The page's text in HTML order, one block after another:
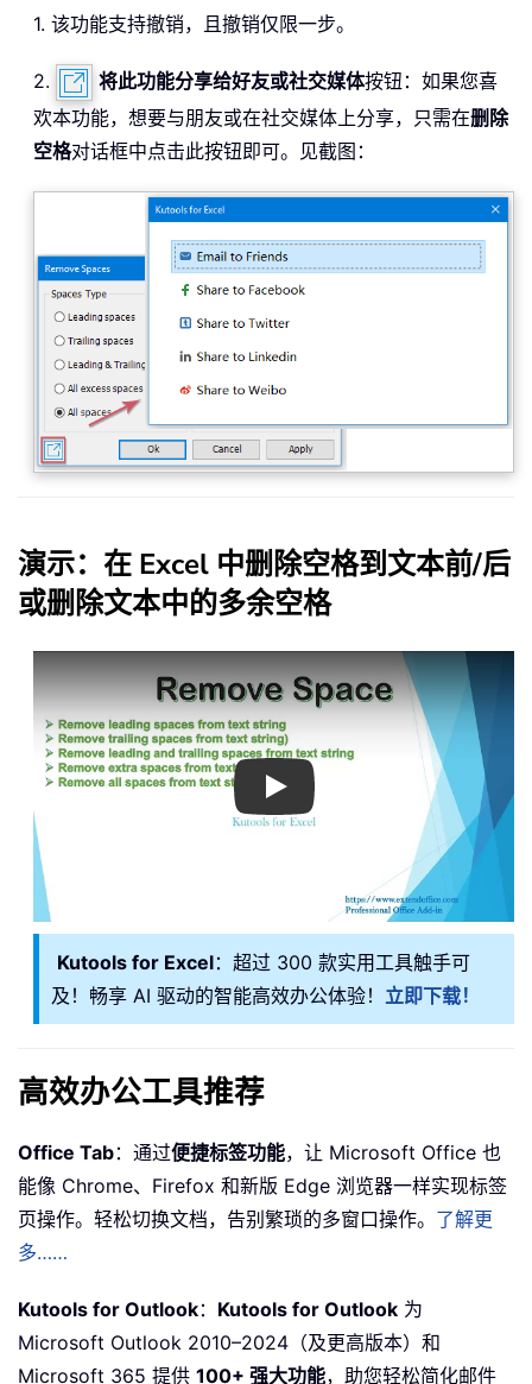
1. 该功能支持撤销，且撤销仅限一步。
2. 将此功能分享给好友或社交媒体按钮：如果您喜
欢本功能，想要与朋友或在社交媒体上分享，只需在删除
空格对话框中点击此按钮即可。见截图：
演示：在 Excel 中删除空格到文本前/后
或删除文本中的多余空格
Play
Kutools for Excel：超过 300 款实用工具触手可
及！畅享 AI 驱动的智能高效办公体验！ 立即下载！
高效办公工具推荐
Office Tab：通过便捷标签功能，让 Microsoft Office 也
能像 Chrome、Firefox 和新版 Edge 浏览器一样实现标签
页操作。轻松切换文档，告别繁琐的多窗口操作。 了解更
多……
Kutools for Outlook： Kutools for Outlook 为
Microsoft Outlook 2010–2024（及更高版本）和
Microsoft 365 提供 100+ 强大功能，助您轻松简化邮件